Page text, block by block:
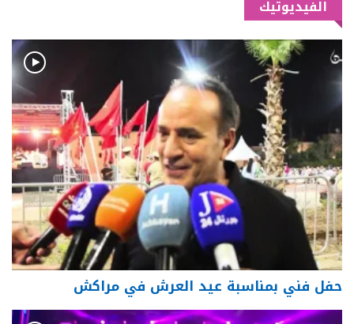
الفيديوتيك
حفل فني بمناسبة عيد العرش في مراكش